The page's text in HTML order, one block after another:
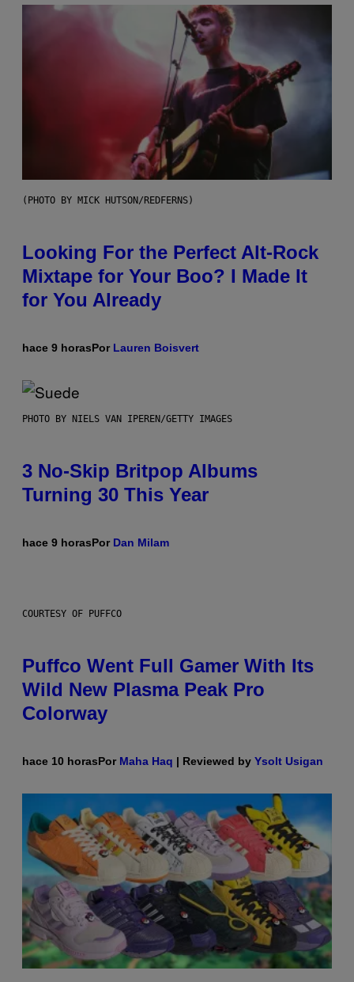
(PHOTO BY MICK HUTSON/REDFERNS)
Looking For the Perfect Alt-Rock
Mixtape for Your Boo? I Made It
for You Already
hace 9 horasPor Lauren Boisvert
PHOTO BY NIELS VAN IPEREN/GETTY IMAGES
3 No-Skip Britpop Albums
Turning 30 This Year
hace 9 horasPor Dan Milam
COURTESY OF PUFFCO
Puffco Went Full Gamer With Its
Wild New Plasma Peak Pro
Colorway
hace 10 horasPor Maha Haq | Reviewed by Ysolt Usigan